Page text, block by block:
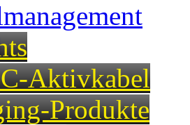
Aktivkabel
Produkte